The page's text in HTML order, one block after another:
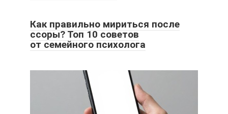
Как правильно мириться после
ссоры? Топ 10 советов
от семейного психолога